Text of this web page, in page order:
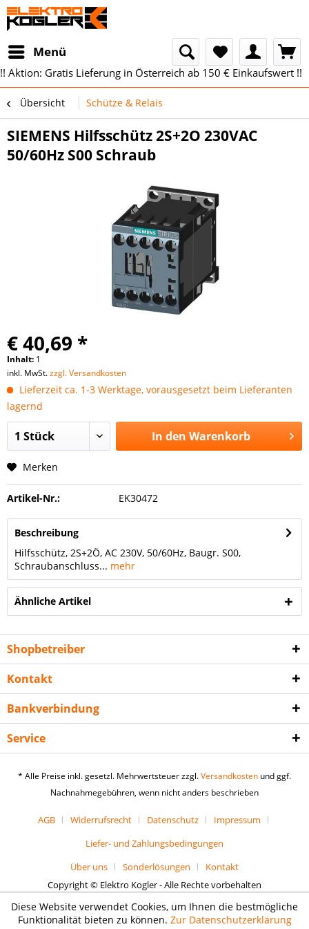
Menü
!! Aktion: Gratis Lieferung in Österreich ab 150 € Einkaufswert !!
Übersicht Schütze & Relais
SIEMENS Hilfsschütz 2S+2O 230VAC
50/60Hz S00 Schraub
€ 40,69 *
Inhalt: 1
inkl. MwSt.zzgl. Versandkosten
Lieferzeit ca. 1-3 Werktage, vorausgesetzt beim Lieferanten
lagernd
In den Warenkorb
Merken
Artikel-Nr.: EK30472
Beschreibung
Hilfsschütz, 2S+2Ö, AC 230V, 50/60Hz, Baugr. S00,
Schraubanschluss... mehr
Ähnliche Artikel
Shopbetreiber
Kontakt
Bankverbindung
Service
* Alle Preise inkl. gesetzl. Mehrwertsteuer zzgl.Versandkosten und ggf.
Nachnahmegebühren, wenn nicht anders beschrieben
AGB Widerrufsrecht Datenschutz
Impressum
Liefer- und Zahlungsbedingungen
Über uns
Sonderlösungen
Kontakt
Copyright © Elektro Kogler - Alle Rechte vorbehalten
Diese Website verwendet Cookies, um Ihnen die bestmögliche
Funktionalität bieten zu können. Zur Datenschutzerklärung